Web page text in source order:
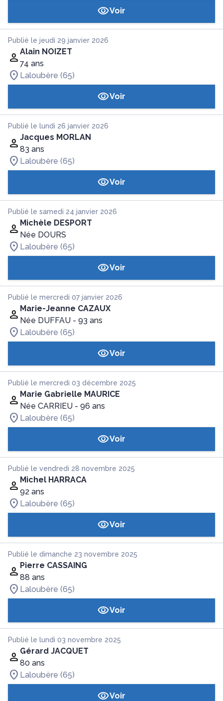
Voir
Publié le jeudi 29 janvier 2026
Alain NOIZET
74 ans
Laloubère (65)
Voir
Publié le lundi 26 janvier 2026
Jacques MORLAN
83 ans
Laloubère (65)
Voir
Publié le samedi 24 janvier 2026
Michèle DESPORT
Née DOURS
Laloubère (65)
Voir
Publié le mercredi 07 janvier 2026
Marie-Jeanne CAZAUX
Née DUFFAU - 93 ans
Laloubère (65)
Voir
Publié le mercredi 03 décembre 2025
Marie Gabrielle MAURICE
Née CARRIEU - 96 ans
Laloubère (65)
Voir
Publié le vendredi 28 novembre 2025
Michel HARRACA
92 ans
Laloubère (65)
Voir
Publié le dimanche 23 novembre 2025
Pierre CASSAING
88 ans
Laloubère (65)
Voir
Publié le lundi 03 novembre 2025
Gérard JACQUET
80 ans
Laloubère (65)
Voir